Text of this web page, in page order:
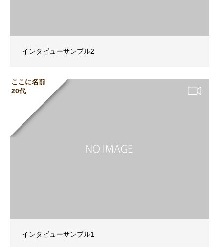
インタビューサンプル2
ここに名前
20代
インタビューサンプル1